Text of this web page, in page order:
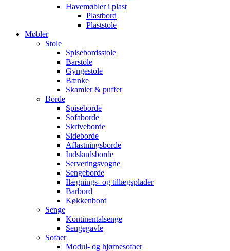
Havemøbler i plast
Plastbord
Plaststole
Møbler
Stole
Spisebordsstole
Barstole
Gyngestole
Bænke
Skamler & puffer
Borde
Spiseborde
Sofaborde
Skriveborde
Sideborde
Aflastningsborde
Indskudsborde
Serveringsvogne
Sengeborde
Ilægnings- og tillægsplader
Barbord
Køkkenbord
Senge
Kontinentalsenge
Sengegavle
Sofaer
Modul- og hjørnesofaer